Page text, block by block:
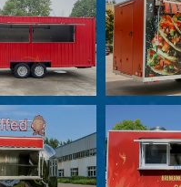
हिन्दी
Norsk